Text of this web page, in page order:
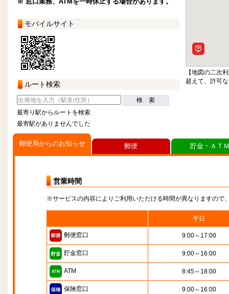
モバイルサイト
ルート検索
検 索
最寄り駅からルートを検索
最寄駅がありませんでした
【地図の二次
超えて、許可
郵便局からのお知らせ
営業時間
※サービスの内容によりご利用いただける時間が異なりますので
平日
郵便窓口 9:00～17:00
貯金窓口 9:00～16:00
ATM 8:45～18:00
保険窓口 9:00～16:00
郵便 貯金・ＡＴ